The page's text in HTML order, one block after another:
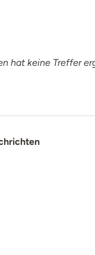
hat keine Treffer